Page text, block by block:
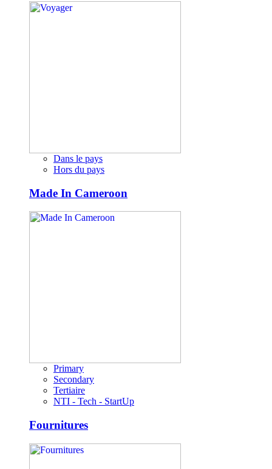
Dans le pays
Hors du pays
Made In Cameroon
Primary
Secondary
Tertiaire
NTI - Tech - StartUp
Fournitures